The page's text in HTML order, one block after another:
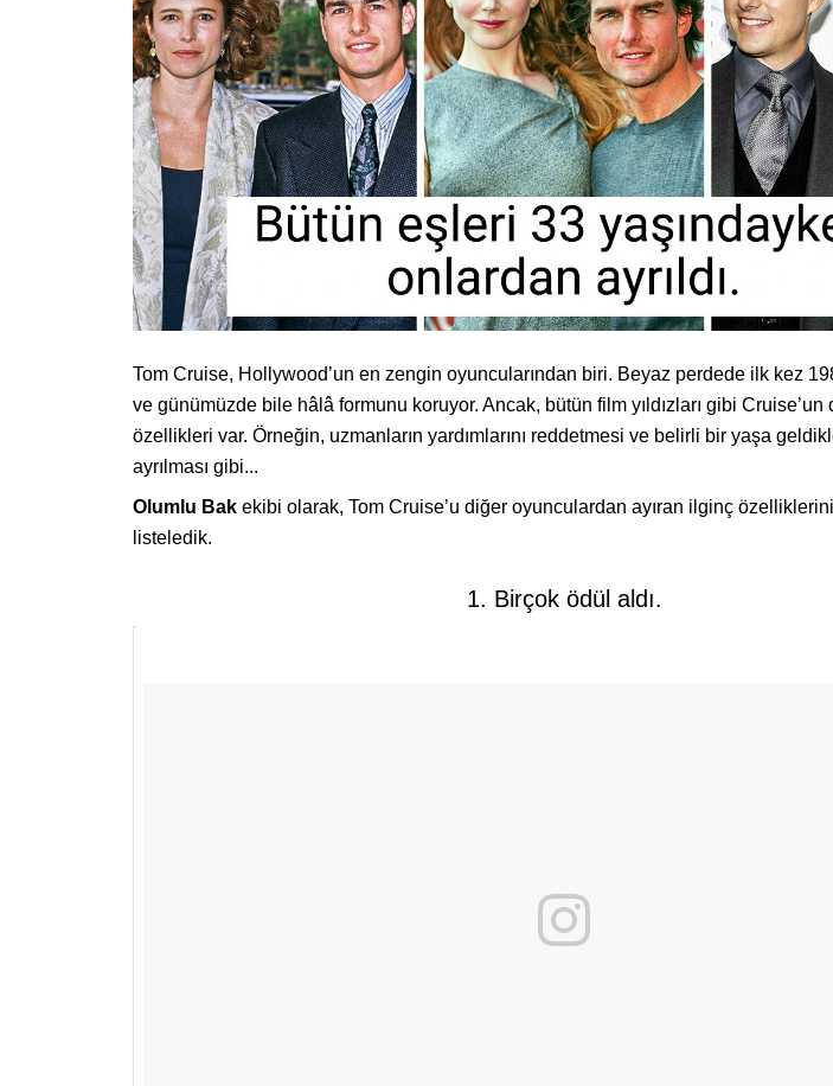
Tom Cruise, Hollywood’un en zengin oyuncularından biri. Beyaz perdede ilk kez
ve günümüzde bile hâlâ formunu koruyor. Ancak, bütün film yıldızları gibi
özellikleri var. Örneğin, uzmanların yardımlarını reddetmesi ve belirli bir yaşa
ayrılması gibi...
Olumlu Bak ekibi olarak, Tom Cruise’u diğer oyunculardan ayıran ilginç
listeledik.
1. Birçok ödül aldı.